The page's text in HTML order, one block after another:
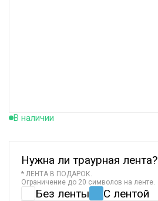
В наличии
Нужна ли траурная лента?
* ЛЕНТА В ПОДАРОК.
Ограничение до 20 символов на ленте.
Без ленты С лентой